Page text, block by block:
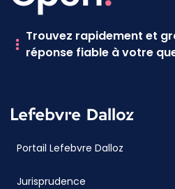
Trouvez rapidement et
réponse fiable à votre
Portail Lefebvre Dalloz
Jurisprudence